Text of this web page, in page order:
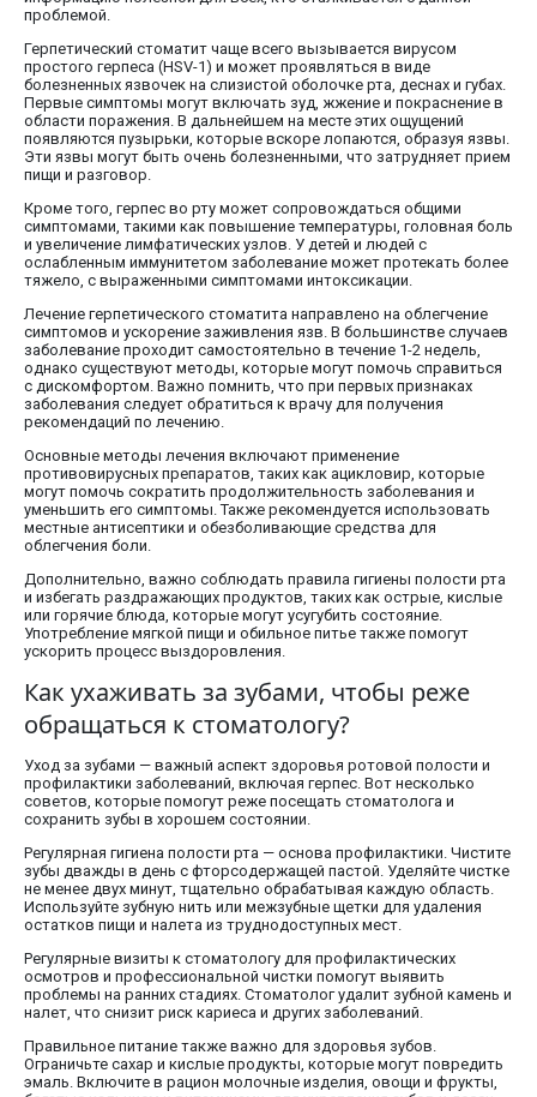
проблемой.
Герпетический стоматит чаще всего вызывается вирусом
простого герпеса (HSV-1) и может проявляться в виде
болезненных язвочек на слизистой оболочке рта, деснах и губах.
Первые симптомы могут включать зуд, жжение и покраснение в
области поражения. В дальнейшем на месте этих ощущений
появляются пузырьки, которые вскоре лопаются, образуя язвы.
Эти язвы могут быть очень болезненными, что затрудняет прием
пищи и разговор.
Кроме того, герпес во рту может сопровождаться общими
симптомами, такими как повышение температуры, головная боль
и увеличение лимфатических узлов. У детей и людей с
ослабленным иммунитетом заболевание может протекать более
тяжело, с выраженными симптомами интоксикации.
Лечение герпетического стоматита направлено на облегчение
симптомов и ускорение заживления язв. В большинстве случаев
заболевание проходит самостоятельно в течение 1-2 недель,
однако существуют методы, которые могут помочь справиться
с дискомфортом. Важно помнить, что при первых признаках
заболевания следует обратиться к врачу для получения
рекомендаций по лечению.
Основные методы лечения включают применение
противовирусных препаратов, таких как ацикловир, которые
могут помочь сократить продолжительность заболевания и
уменьшить его симптомы. Также рекомендуется использовать
местные антисептики и обезболивающие средства для
облегчения боли.
Дополнительно, важно соблюдать правила гигиены полости рта
и избегать раздражающих продуктов, таких как острые, кислые
или горячие блюда, которые могут усугубить состояние.
Употребление мягкой пищи и обильное питье также помогут
ускорить процесс выздоровления.
Как ухаживать за зубами, чтобы реже
обращаться к стоматологу?
Уход за зубами — важный аспект здоровья ротовой полости и
профилактики заболеваний, включая герпес. Вот несколько
советов, которые помогут реже посещать стоматолога и
сохранить зубы в хорошем состоянии.
Регулярная гигиена полости рта — основа профилактики. Чистите
зубы дважды в день с фторсодержащей пастой. Уделяйте чистке
не менее двух минут, тщательно обрабатывая каждую область.
Используйте зубную нить или межзубные щетки для удаления
остатков пищи и налета из труднодоступных мест.
Регулярные визиты к стоматологу для профилактических
осмотров и профессиональной чистки помогут выявить
проблемы на ранних стадиях. Стоматолог удалит зубной камень и
налет, что снизит риск кариеса и других заболеваний.
Правильное питание также важно для здоровья зубов.
Ограничьте сахар и кислые продукты, которые могут повредить
эмаль. Включите в рацион молочные изделия, овощи и фрукты,